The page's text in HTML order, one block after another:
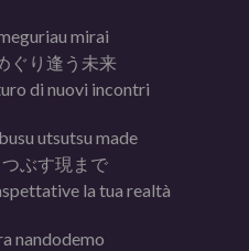
mirai
ぐり逢う未来
di nuovi incontri
utsutsu made
ぶす現まで
la tua realtà
nandodemo